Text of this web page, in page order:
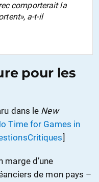
comporterait la
a-t-il
pour les
dans le New
Time for Games in
]
marge d’une
de mon pays –